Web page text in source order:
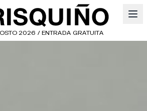
2026 / ENTRADA GRATUITA